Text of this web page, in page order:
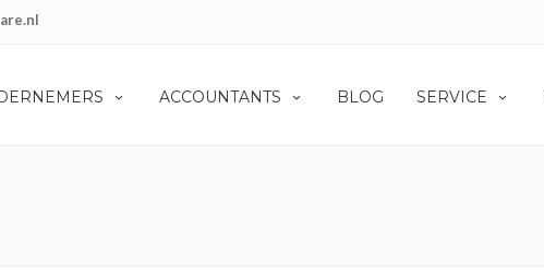
ACCOUNTANTS BLOG SERVICE